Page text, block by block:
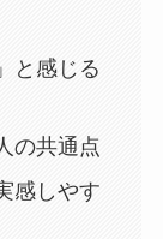
と感じる
の共通点
感しやす